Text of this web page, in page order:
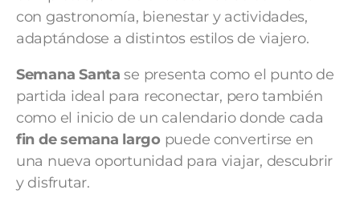
con gastronomía, bienestar y actividades,
adaptándose a distintos estilos de viajero.
Semana Santa se presenta como el punto de
partida ideal para reconectar, pero también
como el inicio de un calendario donde cada
fin de semana largo puede convertirse en
una nueva oportunidad para viajar, descubrir
y disfrutar.